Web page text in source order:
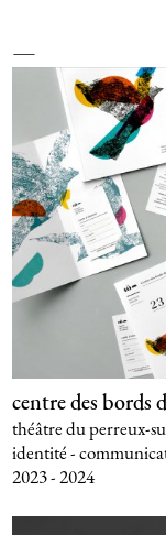
centre des bords
théâtre du perreux-
identité -
2023 - 2024